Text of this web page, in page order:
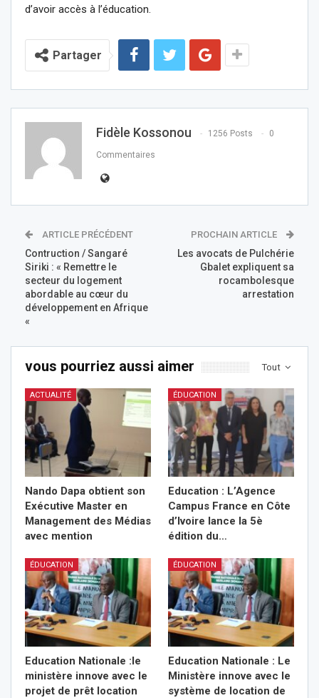
d’avoir accès à l’éducation.
Partager
Fidèle Kossonou 1256 Posts 0
Commentaires
ARTICLE PRÉCÉDENT
Contruction / Sangaré
Siriki : « Remettre le
secteur du logement
abordable au cœur du
développement en Afrique
«
PROCHAIN ARTICLE
Les avocats de Pulchérie
Gbalet expliquent sa
rocambolesque
arrestation
Tout
vous pourriez aussi aimer
ACTUALITÉ
Nando Dapa obtient son
Exécutive Master en
Management des Médias
avec mention
ÉDUCATION
Education : L’Agence
Campus France en Côte
d’Ivoire lance la 5è
édition du…
ÉDUCATION
Education Nationale :le
ministère innove avec le
projet de prêt location
ÉDUCATION
Education Nationale : Le
Ministère innove avec le
système de location de